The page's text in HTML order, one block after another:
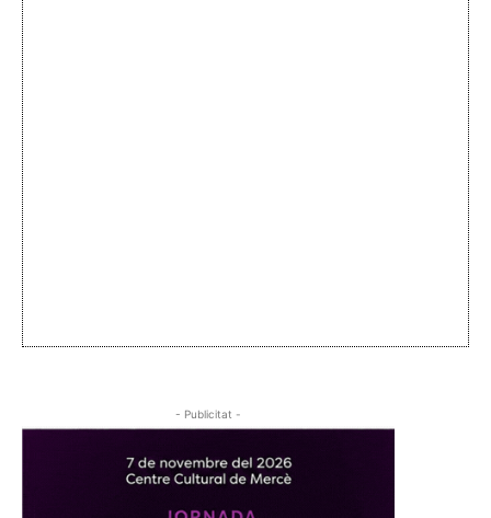
- Publicitat -